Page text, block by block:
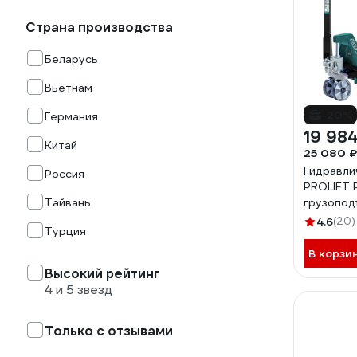
Страна производства
Беларусь
Вьетнам
Германия
Китай
Россия
Тайвань
Турция
Высокий рейтинг
4 и 5 звезд
Только с отзывами
19
25 080 ₽
PROLIFT
колеса
4.6(20)
В